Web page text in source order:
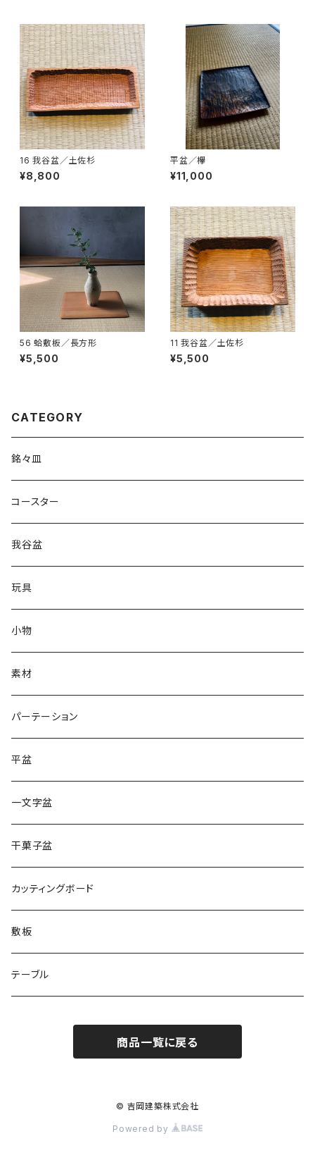
16 我谷盆／土佐杉
¥8,800
平盆／欅
¥11,000
56 蛤敷板／長方形
¥5,500
11 我谷盆／土佐杉
¥5,500
CATEGORY
銘々皿
コースター
我谷盆
玩具
小物
素材
パーテーション
平盆
一文字盆
干菓子盆
カッティングボード
敷板
テーブル
商品一覧に戻る
© 吉岡建築株式会社
Powered by